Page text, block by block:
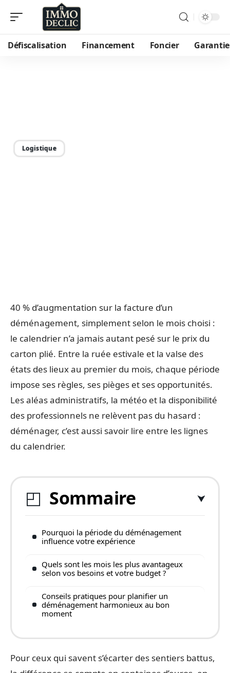
Défiscalisation Financement Foncier
Logistique
40 % d’augmentation sur la facture d’un
déménagement, simplement selon le mois choisi :
le calendrier n’a jamais autant pesé sur le prix du
carton plié. Entre la ruée estivale et la valse des
états des lieux au premier du mois, chaque période
impose ses règles, ses pièges et ses opportunités.
Les aléas administratifs, la météo et la disponibilité
des professionnels ne relèvent pas du hasard :
déménager, c’est aussi savoir lire entre les lignes
du calendrier.
Sommaire
Pourquoi la période du déménagement
influence votre expérience
Quels sont les mois les plus avantageux
selon vos besoins et votre budget ?
Conseils pratiques pour planifier un
déménagement harmonieux au bon
moment
Pour ceux qui savent s’écarter des sentiers battus,